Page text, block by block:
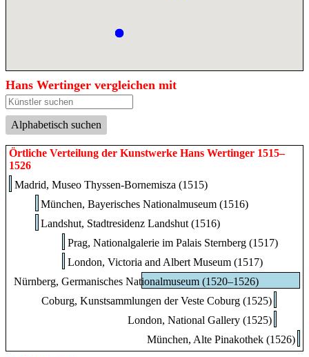
Hans Wertinger vergleichen mit
Alphabetisch suchen
Örtliche Verteilung der Kunstwerke Hans Wertinger 1515–
1526
Madrid, Museo Thyssen-Bornemisza (1515)
München, Bayerisches Nationalmuseum (1516)
Landshut, Stadtresidenz Landshut (1516)
Prag, Nationalgalerie im Palais Sternberg (1517)
London, Victoria and Albert Museum (1517)
Nürnberg, Germanisches Nationalmuseum (1520–1526)
Coburg, Kunstsammlungen der Veste Coburg (1525)
London, National Gallery (1525)
München, Alte Pinakothek (1526)